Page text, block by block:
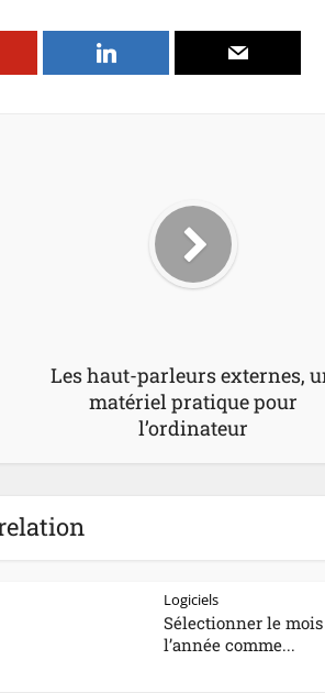
Les haut-parleurs externes,
matériel pratique pour
l’ordinateur
Logiciels
Sélectionner le
l’année comme...